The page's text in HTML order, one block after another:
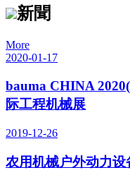
新聞
More
2020-01-17
bauma CHINA
际工程机械展
2019-12-26
农用机械户外动力